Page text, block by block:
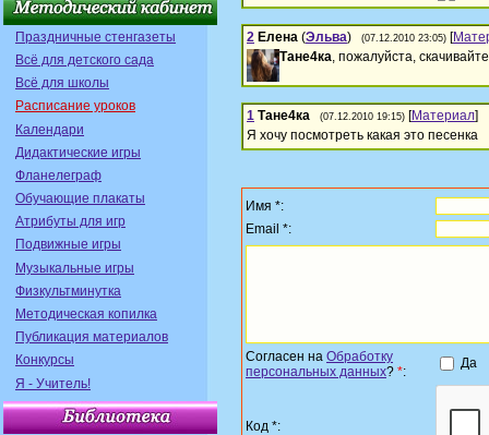
Праздничные стенгазеты
Всё для детского сада
Всё для школы
Расписание уроков
Календари
Дидактические игры
Фланелеграф
Обучающие плакаты
Атрибуты для игр
Подвижные игры
Музыкальные игры
Физкультминутка
Методическая копилка
Публикация материалов
Конкурсы
Я - Учитель!
2 Елена (Эльва) (07.12.2010 23:05) [
Тане4ка , пожалуйста,
1 Тане4ка (07.12.2010 19:15) [Материал]
Я хочу посмотреть какая это песенка
Имя *:
Email *:
Согласен на Обработку
персональных данных? *:
Да
Код *: